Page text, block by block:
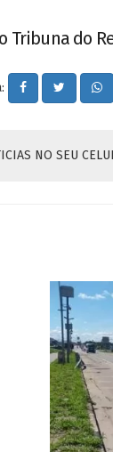
Tribuna do
NO SEU